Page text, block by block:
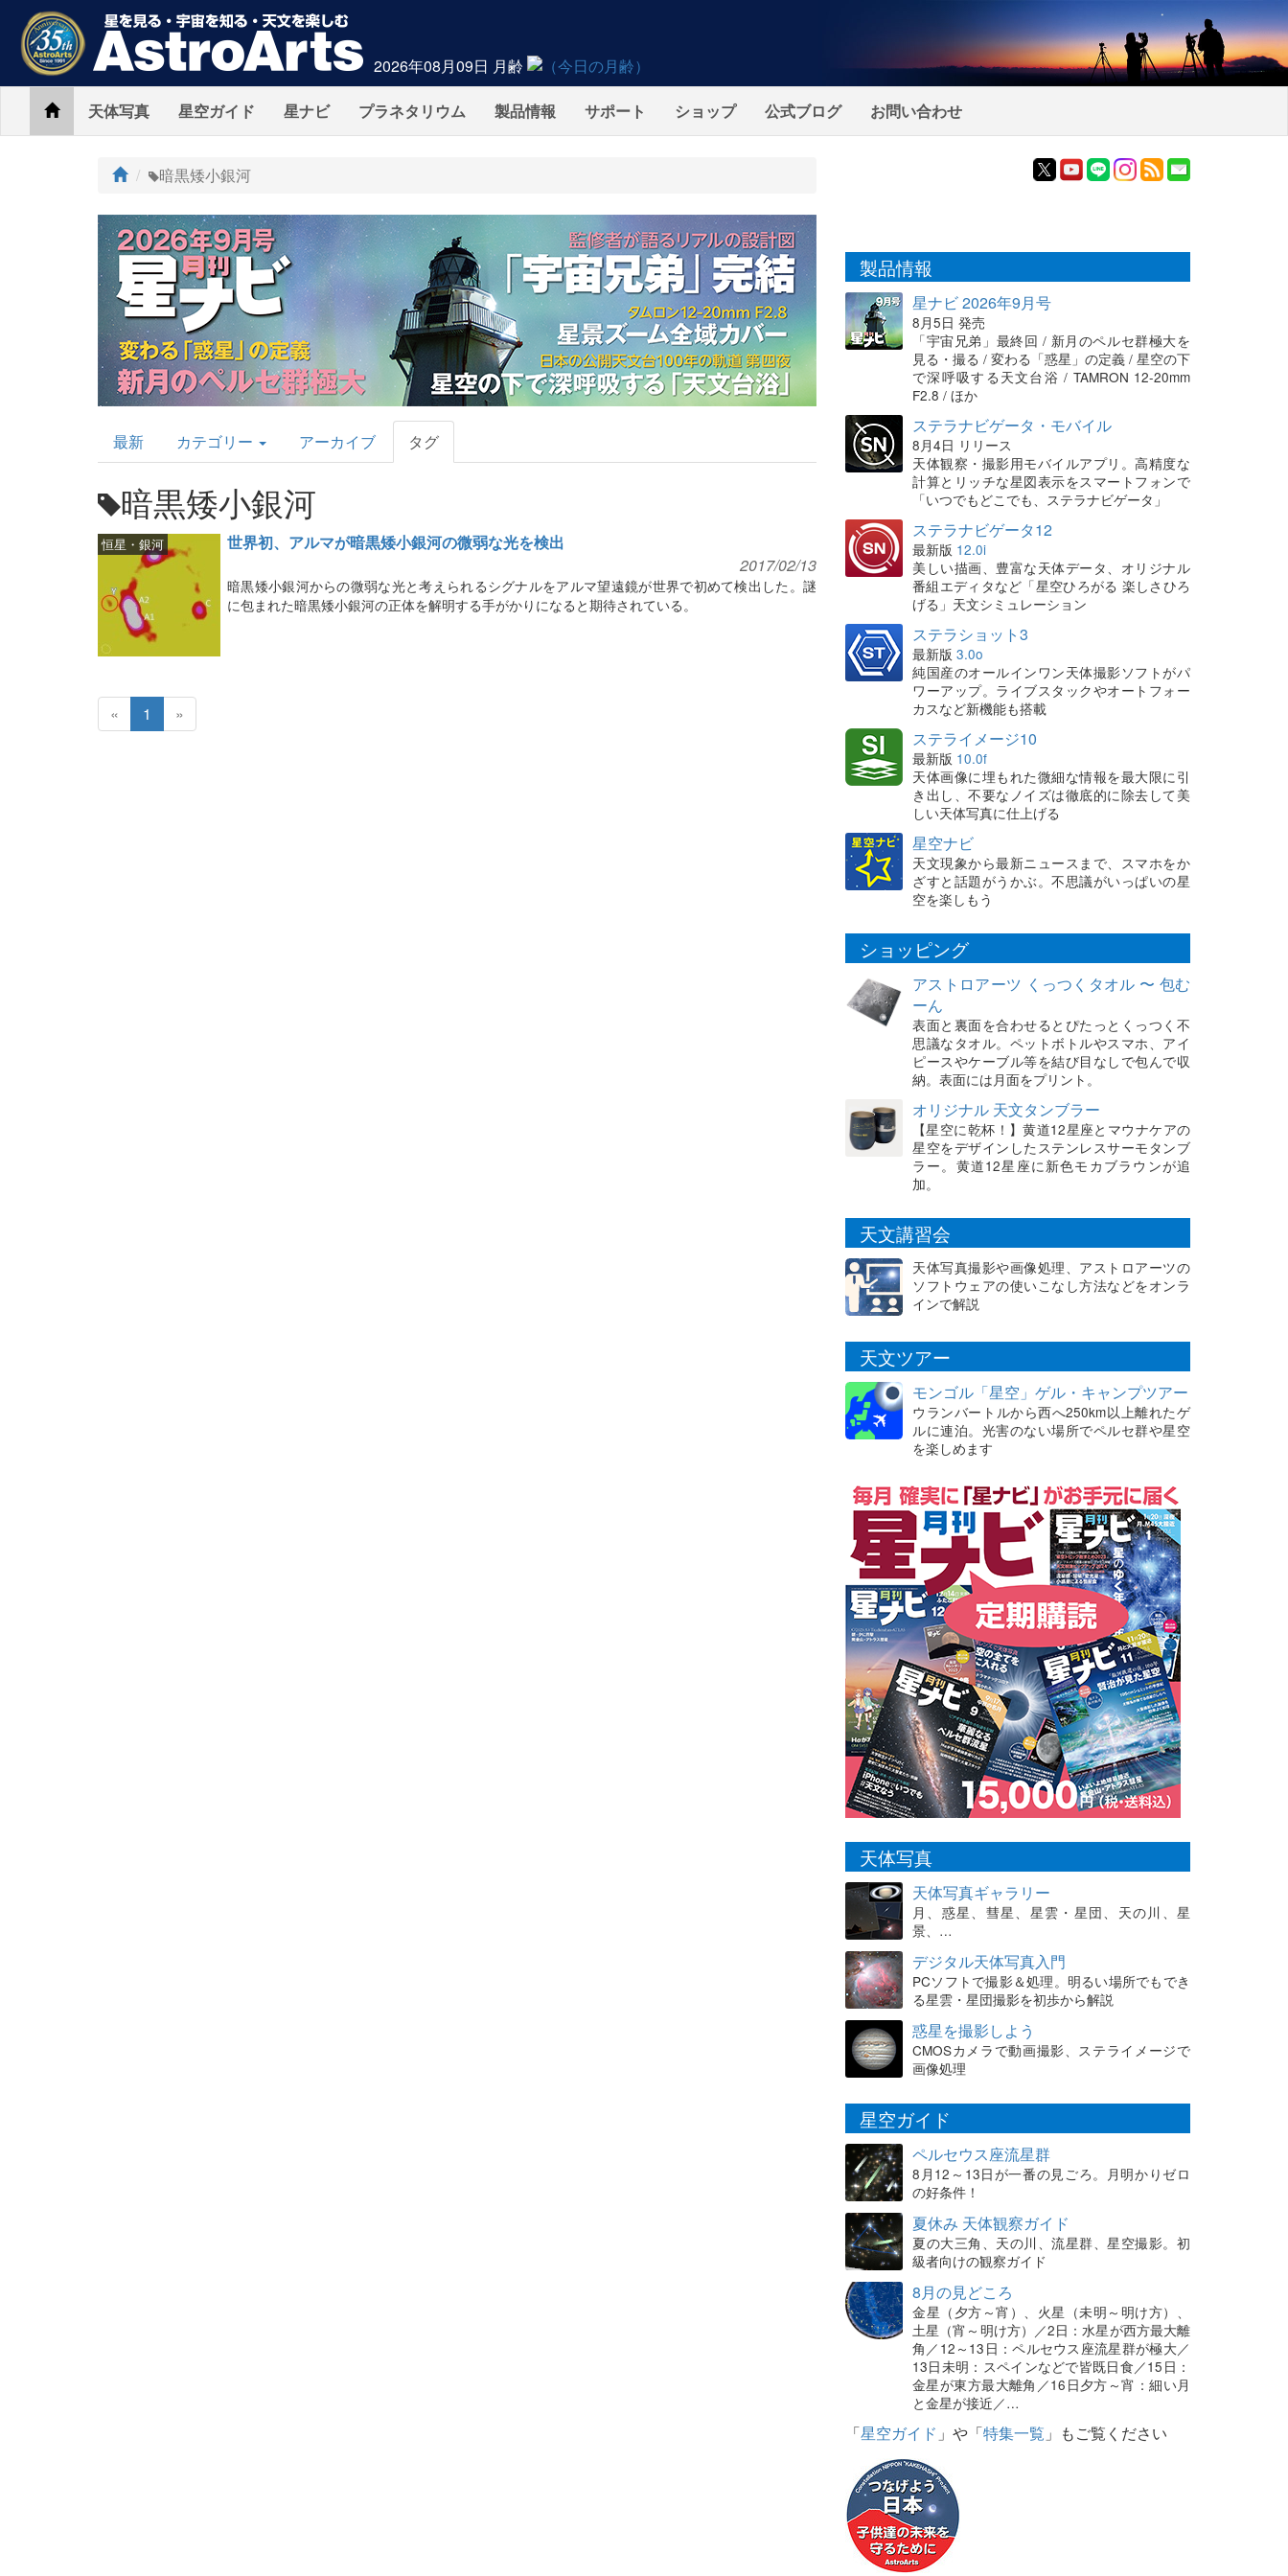
2026年08月09日 月齢
Home天体写真 星空ガイド 星ナビ プラネタリウム 製品情報 サポート ショップ 公式ブログ お問い合わせ
ト
プ
暗黒矮小銀河
AstroArts
Topics
最新 カテゴリー アーカイブ タグ
暗黒矮小銀河
世界初、アルマが暗黒矮小銀河の微弱な光を検出
恒星・銀河
2017/02/13
暗黒矮小銀河からの微弱な光と考えられるシグナルをアルマ望遠鏡が世界で初めて検出した。謎
に包まれた暗黒矮小銀河の正体を解明する手がかりになると期待されている。
« 1 »
製品情報
星ナビ 2026年9月号
8月5日 発売
「宇宙兄弟」最終回 / 新月のペルセ群極大を
見る・撮る / 変わる「惑星」の定義 / 星空の下
で深呼吸する天文台浴 / TAMRON 12-20mm
F2.8 / ほか
ステラナビゲータ・モバイル
8月4日 リリース
天体観察・撮影用モバイルアプリ。高精度な
計算とリッチな星図表示をスマートフォンで
「いつでもどこでも、ステラナビゲータ」
ステラナビゲータ12
最新版 12.0i
美しい描画、豊富な天体データ、オリジナル
番組エディタなど「星空ひろがる 楽しさひろ
げる」天文シミュレーション
ステラショット3
最新版 3.0o
純国産のオールインワン天体撮影ソフトがパ
ワーアップ。ライブスタックやオートフォー
カスなど新機能も搭載
ステライメージ10
最新版 10.0f
天体画像に埋もれた微細な情報を最大限に引
き出し、不要なノイズは徹底的に除去して美
しい天体写真に仕上げる
星空ナビ
天文現象から最新ニュースまで、スマホをか
ざすと話題がうかぶ。不思議がいっぱいの星
空を楽しもう
ショッピング
アストロアーツ くっつくタオル 〜 包む
ーん
表面と裏面を合わせるとぴたっとくっつく不
思議なタオル。ペットボトルやスマホ、アイ
ピースやケーブル等を結び目なしで包んで収
納。表面には月面をプリント。
オリジナル 天文タンブラー
【星空に乾杯！】黄道12星座とマウナケアの
星空をデザインしたステンレスサーモタンブ
ラー。黄道12星座に新色モカブラウンが追
加。
天文講習会
天体写真撮影や画像処理、アストロアーツの
ソフトウェアの使いこなし方法などをオンラ
インで解説
天文ツアー
モンゴル「星空」ゲル・キャンプツアー
ウランバートルから西へ250km以上離れたゲ
ルに連泊。光害のない場所でペルセ群や星空
を楽しめます
天体写真
天体写真ギャラリー
月、惑星、彗星、星雲・星団、天の川、星
景、…
デジタル天体写真入門
PCソフトで撮影＆処理。明るい場所でもでき
る星雲・星団撮影を初歩から解説
惑星を撮影しよう
CMOSカメラで動画撮影、ステライメージで
画像処理
星空ガイド
ペルセウス座流星群
8月12～13日が一番の見ごろ。月明かりゼロ
の好条件！
夏休み 天体観察ガイド
夏の大三角、天の川、流星群、星空撮影。初
級者向けの観察ガイド
8月の見どころ
金星（夕方～宵）、火星（未明～明け方）、
土星（宵～明け方）／2日：水星が西方最大離
角／12～13日：ペルセウス座流星群が極大／
13日未明：スペインなどで皆既日食／15日：
金星が東方最大離角／16日夕方～宵：細い月
と金星が接近／…
「星空ガイド 」や「特集一覧 」もご覧ください